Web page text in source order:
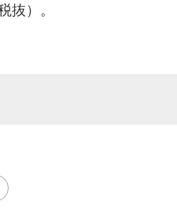
抜）。